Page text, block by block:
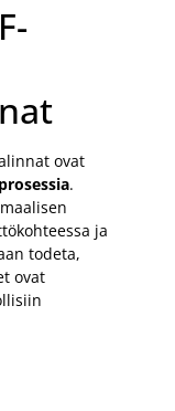
ovat
.
ja
todeta,
ovat